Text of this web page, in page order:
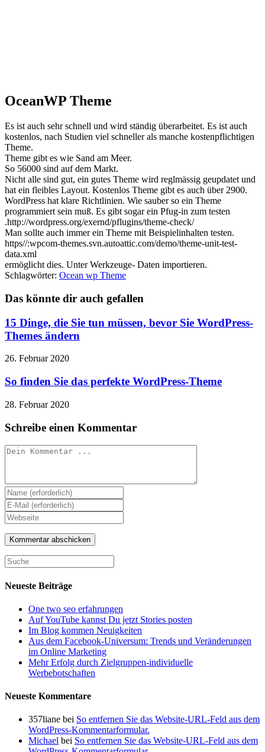
OceanWP Theme
Es ist auch sehr schnell und wird ständig überarbeitet. Es ist auch
kostenlos, nach Studien viel schneller als manche kostenpflichtigen
Theme.
Theme gibt es wie Sand am Meer.
So 56000 sind auf dem Markt.
Nicht alle sind gut, ein gutes Theme wird reglmässig geupdatet und
hat ein fleibles Layout. Kostenlos Theme gibt es auch über 2900.
WordPress hat klare Richtlinien. Wie sauber so ein Theme
programmiert sein muß. Es gibt sogar ein Pfug-in zum testen
.http://wordpress.org/exernd/pflugins/theme-check/
Man sollte auch immer ein Theme mit Beispielinhalten testen.
https//:wpcom-themes.svn.autoattic.com/demo/theme-unit-test-
data.xml
ermöglicht dies. Unter Werkzeuge- Daten importieren.
Schlagwörter: Ocean wp Theme
Das könnte dir auch gefallen
15 Dinge, die Sie tun müssen, bevor Sie WordPress-
Themes ändern
26. Februar 2020
So finden Sie das perfekte WordPress-Theme
28. Februar 2020
Schreibe einen Kommentar
Kommentieren
Gib
deinen
Namen
oder
Benutzernamen
zum
Kommentieren
ein
Gib
deine
E-
Mail-
Adresse
zum
Kommentieren
Gib
deine
Website-
URL
ein
(optional)
Neueste Beiträge
One two seo erfahrungen
Auf YouTube kannst Du jetzt Stories posten
Im Blog kommen Neuigkeiten
Aus dem Facebook-Universum: Trends und Veränderungen
im Online Marketing
Mehr Erfolg durch Zielgruppen-individuelle
Werbebotschaften
Neueste Kommentare
357liane bei So entfernen Sie das Website-URL-Feld aus dem
WordPress-Kommentarformular.
Michael bei So entfernen Sie das Website-URL-Feld aus dem